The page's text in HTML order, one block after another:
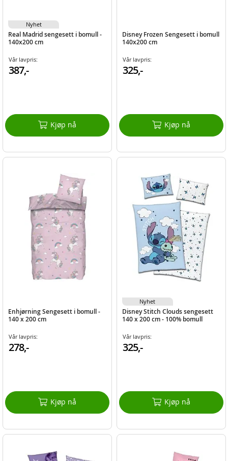
Real Madrid sengesett i bomull -
140x200 cm
Vår lavpris:
387,-
Kjøp nå
Nyhet
Disney Frozen Sengesett i bomull
140x200 cm
Vår lavpris:
325,-
Kjøp nå
Enhjørning Sengesett i bomull -
140 x 200 cm
Vår lavpris:
278,-
Kjøp nå
Disney Stitch Clouds sengesett
140 x 200 cm - 100% bomull
Vår lavpris:
325,-
Kjøp nå
Nyhet